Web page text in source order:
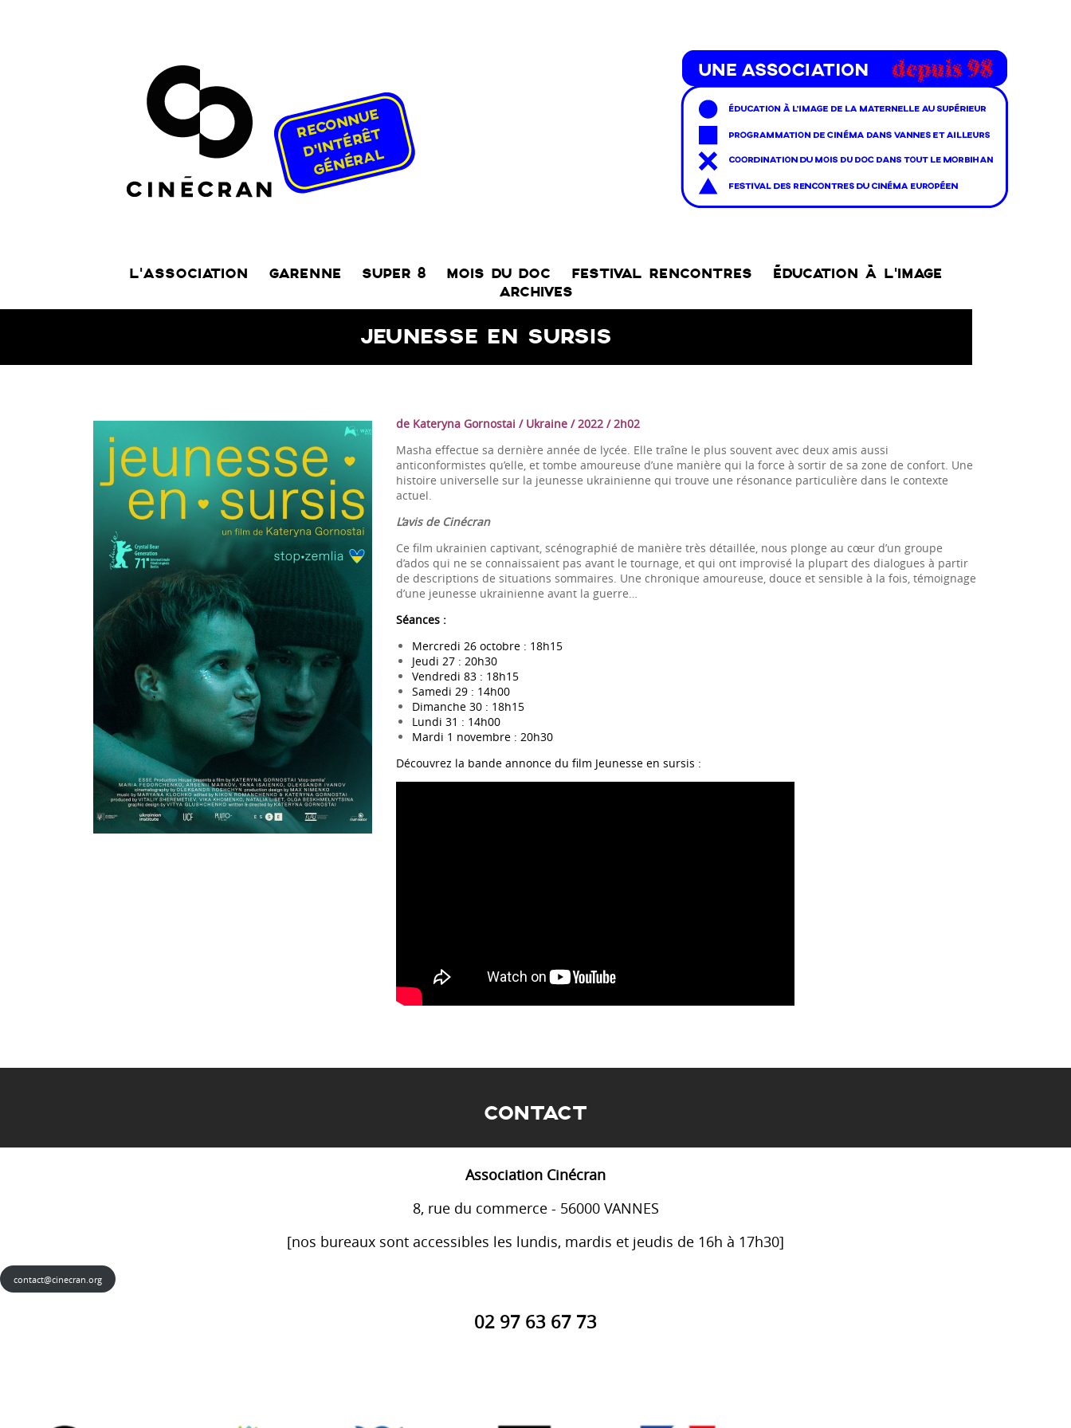
L’ASSOCIATION GARENNE SUPER 8 MOIS DU DOC FESTIVAL RENCONTRES
ÉDUCATION À L’IMAGE
ARCHIVES
JEUNESSE EN SURSIS
de Kateryna Gornostai / Ukraine / 2022 / 2h02
Masha effectue sa dernière année de lycée. Elle traîne le plus souvent avec deux amis aussi
anticonformistes qu’elle, et tombe amoureuse d’une manière qui la force à sortir de sa zone de confort. Une
histoire universelle sur la jeunesse ukrainienne qui trouve une résonance particulière dans le contexte
actuel.
L’avis de Cinécran
Ce film ukrainien captivant, scénographié de manière très détaillée, nous plonge au cœur d’un groupe
d’ados qui ne se connaissaient pas avant le tournage, et qui ont improvisé la plupart des dialogues à partir
de descriptions de situations sommaires. Une chronique amoureuse, douce et sensible à la fois, témoignage
d’une jeunesse ukrainienne avant la guerre…
Séances :
Mercredi 26 octobre : 18h15
Jeudi 27 : 20h30
Vendredi 83 : 18h15
Samedi 29 : 14h00
Dimanche 30 : 18h15
Lundi 31 : 14h00
Mardi 1 novembre : 20h30
Découvrez la bande annonce du film Jeunesse en sursis :
CONTACT
Association Cinécran
8, rue du commerce - 56000 VANNES
[nos bureaux sont accessibles les lundis, mardis et jeudis de 16h à 17h30]
contact@cinecran.org
02 97 63 67 73